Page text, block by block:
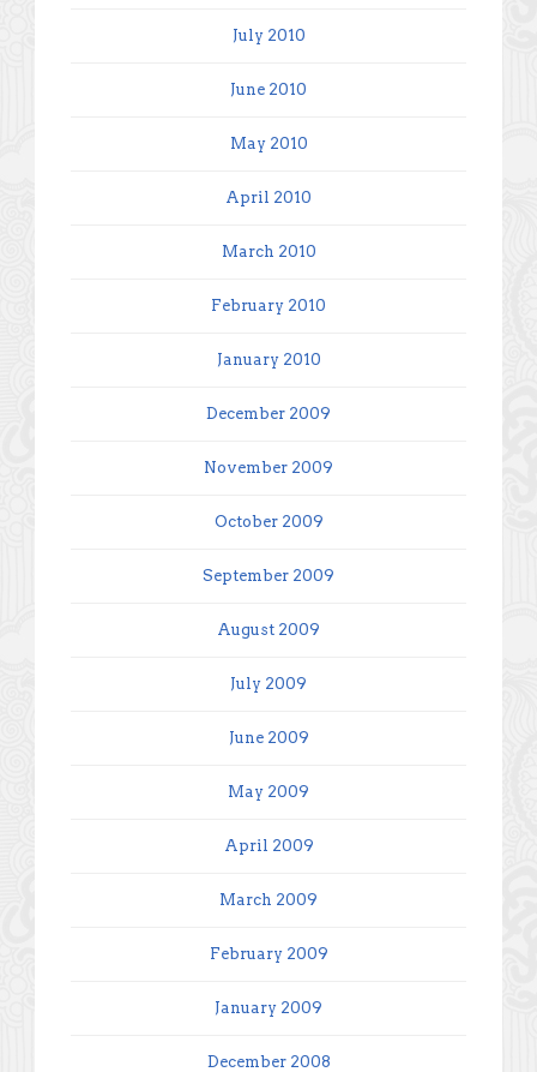
July 2010
June 2010
May 2010
April 2010
March 2010
February 2010
January 2010
December 2009
November 2009
October 2009
September 2009
August 2009
July 2009
June 2009
May 2009
April 2009
March 2009
February 2009
January 2009
December 2008